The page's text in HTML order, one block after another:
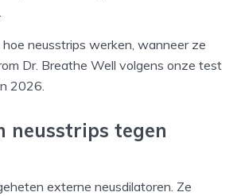
neusstrips werken, wanneer ze
Dr. Breathe Well volgens onze test
2026.
neusstrips tegen
externe neusdilatoren. Ze